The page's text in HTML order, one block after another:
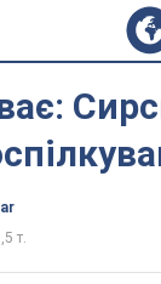
т.